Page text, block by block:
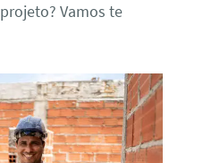
Vamos te